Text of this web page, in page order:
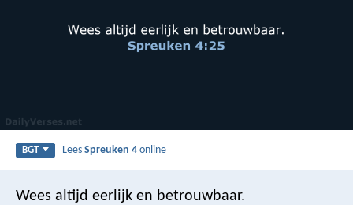
BGT LeesSpreuken 4 online
Wees altijd eerlijk en betrouwbaar.